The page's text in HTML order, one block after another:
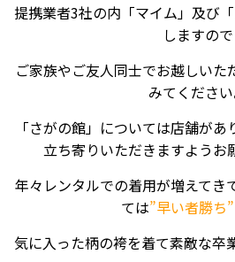
提携業者3社の内「マイム」及び
しますので
ご家族やご友人同士でお越しいた
みてください
「さがの館」については店舗が
立ち寄りいただきますようお
年々レンタルでの着用が増えてき
ては”早い者勝ち”
気に入った柄の袴を着て素敵な卒